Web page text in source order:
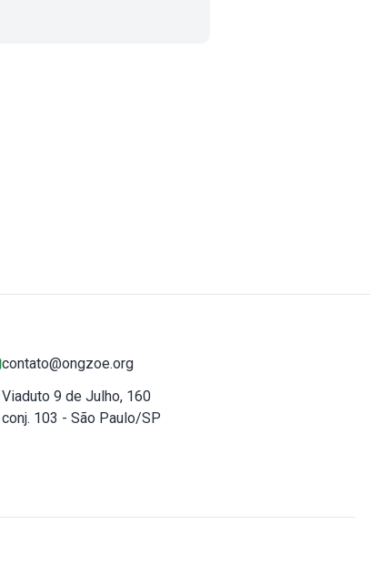
contato@ongzoe.org
Viaduto 9 de Julho, 160
conj. 103 - São Paulo/SP